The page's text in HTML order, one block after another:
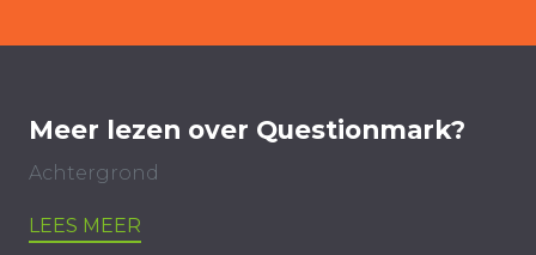
Meer lezen over Questionmark?
Achtergrond
LEES MEER